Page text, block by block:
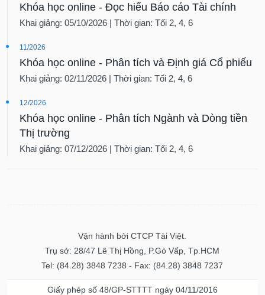
Khóa học online - Đọc hiểu Báo cáo Tài chính
Khai giảng: 05/10/2026 | Thời gian: Tối 2, 4, 6
11/2026
Khóa học online - Phân tích và Định giá Cổ phiếu
Khai giảng: 02/11/2026 | Thời gian: Tối 2, 4, 6
12/2026
Khóa học online - Phân tích Ngành và Dòng tiền
Thị trường
Khai giảng: 07/12/2026 | Thời gian: Tối 2, 4, 6
Vận hành bởi CTCP Tài Việt.
Trụ sở: 28/47 Lê Thị Hồng, P.Gò Vấp, Tp.HCM
Tel: (84.28) 3848 7238 - Fax: (84.28) 3848 7237
Giấy phép số 48/GP-STTTT ngày 04/11/2016